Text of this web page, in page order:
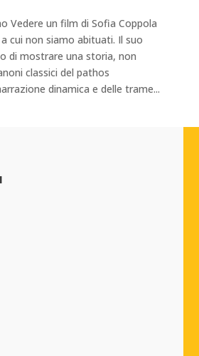
Vedere un film di Sofia Coppola
cui non siamo abituati. Il suo
di mostrare una storia, non
classici del pathos
dinamica e delle trame...